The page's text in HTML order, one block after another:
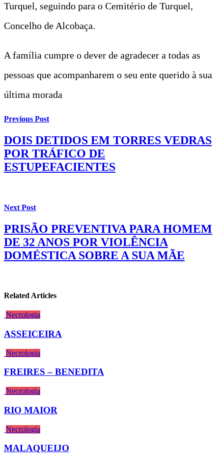
Turquel, seguindo para o Cemitério de Turquel,
Concelho de Alcobaça.
A família cumpre o dever de agradecer a todas as
pessoas que acompanharem o seu ente querido à sua
última morada
Previous Post
DOIS DETIDOS EM TORRES VEDRAS
POR TRÁFICO DE
ESTUPEFACIENTES
Next Post
PRISÃO PREVENTIVA PARA HOMEM
DE 32 ANOS POR VIOLÊNCIA
DOMÉSTICA SOBRE A SUA MÃE
Related Articles
Necrologia
ASSEICEIRA
Necrologia
FREIRES – BENEDITA
Necrologia
RIO MAIOR
Necrologia
MALAQUEIJO